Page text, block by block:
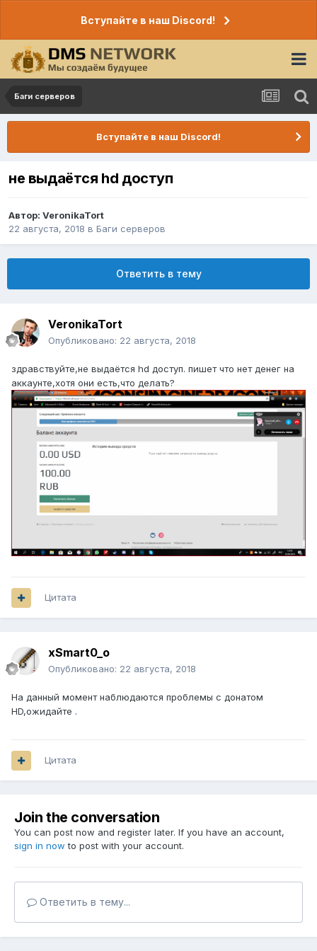
Вступайте в наш Discord!
Баги серверов
Вступайте в наш Discord!
не выдаётся hd доступ
Автор: VeronikaTort
22 августа, 2018 в Баги серверов
Ответить в тему
VeronikaTort
Опубликовано: 22 августа, 2018
здравствуйте,не выдаётся hd доступ. пишет что нет денег на
аккаунте,хотя они есть,что делать?
Цитата
xSmart0_o
Опубликовано: 22 августа, 2018
На данный момент наблюдаются проблемы с донатом
HD,ожидайте .
Цитата
Join the conversation
You can post now and register later. If you have an account,
sign in now to post with your account.
Ответить в тему...